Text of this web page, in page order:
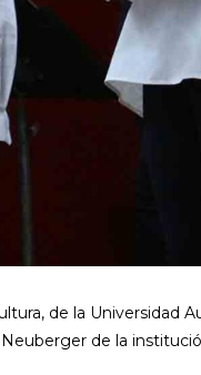
de la Universidad
de la